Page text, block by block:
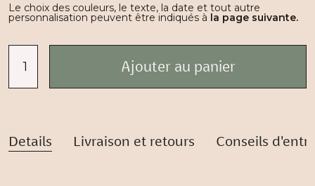
Le choix des couleurs, le texte, la date et tout autre
personnalisation peuvent être indiqués à la page suivante.
Details Livraison et retours Conseils